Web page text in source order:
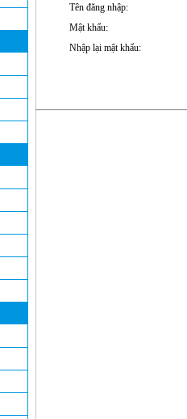
Tên đăng nhập:
Mật khẩu:
Nhập lại mật khẩu: